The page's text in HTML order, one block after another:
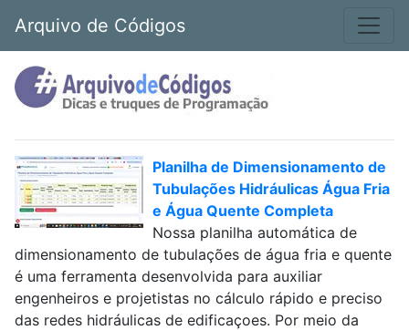
Arquivo de Códigos
Planilha de Dimensionamento de
Tubulações Hidráulicas Água Fria
e Água Quente Completa
Nossa planilha automática de
dimensionamento de tubulações de água fria e quente
é uma ferramenta desenvolvida para auxiliar
engenheiros e projetistas no cálculo rápido e preciso
das redes hidráulicas de edificaçoes. Por meio da